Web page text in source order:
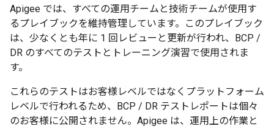
Apigee では、すべての運用チームと技術チームが使用す
るプレイブックを維持管理しています。このプレイブック
は、少なくとも年に 1 回レビューと更新が行われ、BCP /
DR のすべてのテストとトレーニング演習で使用されま
す。
これらのテストはお客様レベルではなくプラットフォーム
レベルで行われるため、BCP / DR テストレポートは個々
のお客様に公開されません。Apigee は、運用上の作業と